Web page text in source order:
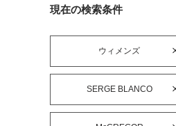
現在の検索条件
ウィメンズ
SERGE BLANCO